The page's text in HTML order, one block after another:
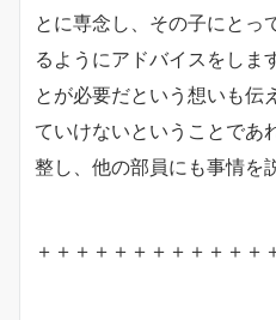
とに専念し、その子にとっ
るようにアドバイスをしま
とが必要だという想いも伝
ていけないということであ
整し、他の部員にも事情を
＋＋＋＋＋＋＋＋＋＋＋＋